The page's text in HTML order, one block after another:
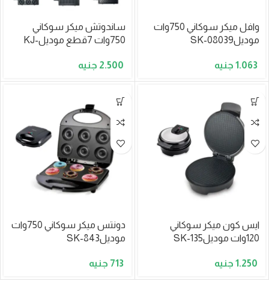
وافل ميكر سوكاني 750وات
موديلSK-08039
1.063
ساندوتش ميكر سوكاني
750وات 7قطع موديلKJ-
2.500
ايس كون ميكر سوكاني
120وات موديلSK-135
1.250
دونتس ميكر سوكاني 750وات
موديلSK-843
713